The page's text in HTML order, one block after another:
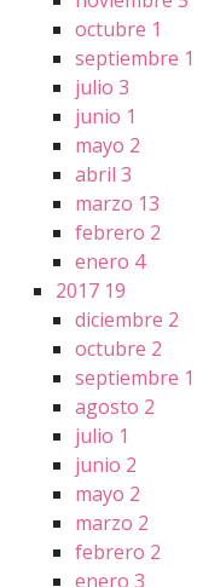
octubre 1
septiembre 1
julio 3
junio 1
mayo 2
abril 3
marzo 13
febrero 2
enero 4
2017 19
diciembre 2
octubre 2
septiembre 1
agosto 2
julio 1
junio 2
mayo 2
marzo 2
febrero 2
enero 3